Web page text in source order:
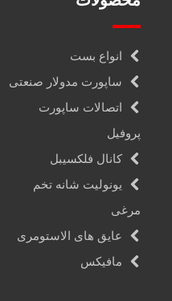
انواع بست
ساپورت مدولار صنعتی
اتصالات ساپورت
پروفیل
کانال فلکسیبل
یونولیت شانه تخم
مرغی
عایق های الاستومری
مافیکس